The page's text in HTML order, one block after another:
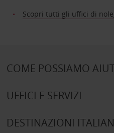
Scopri tutti gli uffici di
COME POSSIAMO
UFFICI E SERVIZI
DESTINAZIONI